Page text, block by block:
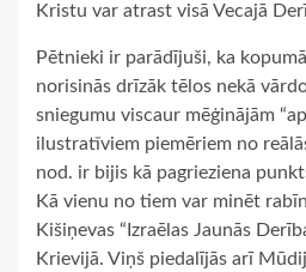
Kristu var atrast visā Vecajā
Pētnieki ir parādījuši, ka
norisinās drīzāk tēlos nekā
sniegumu viscaur mēģinājām
ilustratīviem piemēriem no
nod. ir bijis kā pagrieziena
Kā vienu no tiem var minēt
Kišiņevas “Izraēlas Jaunās
Krievijā. Viņš piedalījās arī